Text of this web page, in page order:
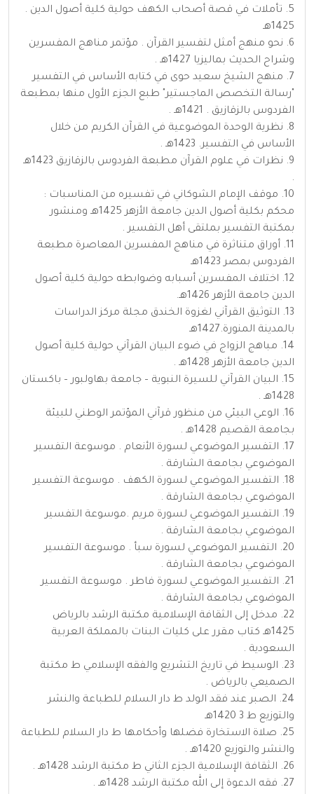
5. تأملات في قصة أصحاب الكهف حولية كلية أصول الدين .
1425هـ
6. نحو منهج أمثل لتفسير القرآن . مؤتمر مناهج المفسرين
وشراح الحديث بماليزيا 1427هـ .
7. منهج الشيخ سعيد حوى في كتابه الأساس في التفسير
"رسالة التخصص الماجستير" طبع الجزء الأول منها بمطبعة
الفردوس بالزقازيق . 1421هـ .
8. نظرية الوحدة الموضوعية في القرآن الكريم من خلال
الأساس في التفسير. 1423هـ .
9. نظرات في علوم القرآن مطبعة الفردوس بالزقازيق 1423هـ
.
10. موقف الإمام الشوكاني في تفسيره من المناسبات :
محكم بكلية أصول الدين جامعة الأزهر 1425هـ ومنشور
بمكتبة التفسير بملتقى أهل التفسير .
11. أوراق متناثرة في مناهج المفسرين المعاصرة مطبعة
الفردوس بمصر 1423هـ
12. اختلاف المفسرين أسبابه وضوابطه حولية كلية أصول
الدين جامعة الأزهر 1426هـ.
13. التوثيق القرآني لغزوة الخندق مجلة مركز الدراسات
بالمدينة المنورة.1427هـ
14. مباهج الزواج في ضوء البيان القرآني حولية كلية أصول
الدين جامعة الأزهر 1428هـ .
15. البيان القرآني للسيرة النبوية – جامعة بهاولبور – باكستان
1428هـ .
16. الوعي البيئي من منظور قرآني المؤتمر الوطني للبيئة
بجامعة القصيم 1428هـ .
17. التفسير الموضوعي لسورة الأنعام . موسوعة التفسير
الموضوعي بجامعة الشارقة .
18. التفسير الموضوعي لسورة الكهف . موسوعة التفسير
الموضوعي بجامعة الشارقة .
19. التفسير الموضوعي لسورة مريم .موسوعة التفسير
الموضوعي بجامعة الشارقة .
20. التفسير الموضوعي لسورة سبأ . موسوعة التفسير
الموضوعي بجامعة الشارقة .
21. التفسير الموضوعي لسورة فاطر . موسوعة التفسير
الموضوعي بجامعة الشارقة .
22. مدخل إلى الثقافة الإسلامية مكتبة الرشد بالرياض
1425هـ كتاب مقرر على كليات البنات بالمملكة العربية
السعودية .
23. الوسيط في تاريخ التشريع والفقه الإسلامي ط مكتبة
الصميعي بالرياض .
24. الصبر عند فقد الولد ط دار السلام للطباعة والنشر
والتوزيع ط 3 1420هـ
25. صلاة الاستخارة فضلها وأحكامها ط دار السلام للطباعة
والنشر والتوزيع 1420هـ .
26. الثقافة الإسلامية الجزء الثاني ط مكتبة الرشد 1428هـ .
27. فقه الدعوة إلى الله مكتبة الرشد 1428هـ .